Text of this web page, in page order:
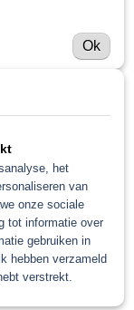
Ok
het
van
onze sociale
tot informatie over
gebruiken in
hebben verzameld
verstrekt.